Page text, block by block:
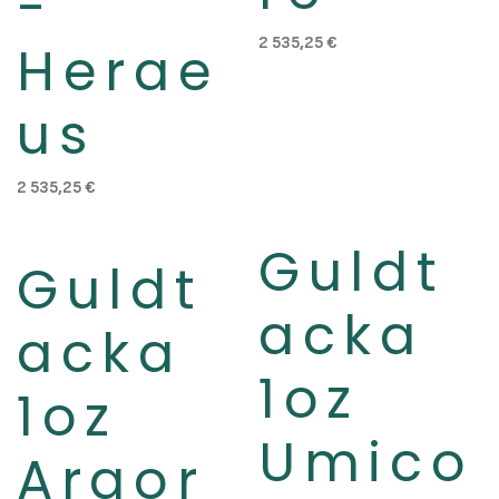
Herae
us
2 535,25€
2 535,25€
Slut i lager
Guldt
acka
1oz
Argor
Guldt
acka
1oz
Umico